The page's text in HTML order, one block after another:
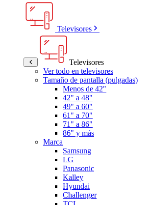
Televisores
Televisores
Ver todo en televisores
Tamaño de pantalla (pulgadas)
Menos de 42"
42" a 48"
49" a 60"
61" a 70"
71" a 86"
86" y más
Marca
Samsung
LG
Panasonic
Kalley
Hyundai
Challenger